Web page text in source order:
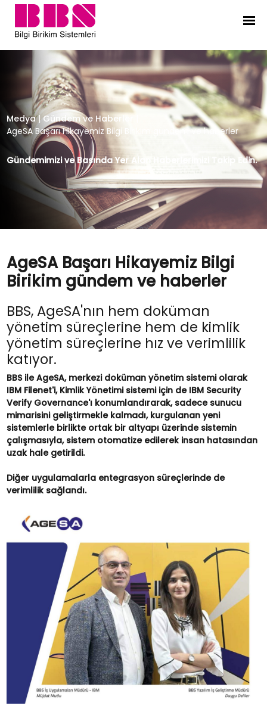
AgeSA Başarı Hikayemiz Bilgi
Medya | Gündem ve Haberler
AgeSA Başarı Hikayemiz Bilgi Birikim gündem ve haberler
Gündemimizi ve Basında Yer Alan Haberlerimizi Takip Edin.
AgeSA Başarı Hikayemiz Bilgi
Birikim gündem ve haberler
BBS, AgeSA'nın hem doküman
yönetim süreçlerine hem de kimlik
yönetim süreçlerine hız ve verimlilik
katıyor.
BBS ile AgeSA, merkezi doküman yönetim sistemi olarak
IBM Filenet'i, Kimlik Yönetimi sistemi için de IBM Security
Verify Governance'ı konumlandırarak, sadece sunucu
mimarisini geliştirmekle kalmadı, kurgulanan yeni
sistemlerle birlikte ortak bir altyapı üzerinde sistemin
çalışmasıyla, sistem otomatize edilerek insan hatasından
uzak hale getirildi.
Diğer uygulamalarla entegrasyon süreçlerinde de
verimlilik sağlandı.